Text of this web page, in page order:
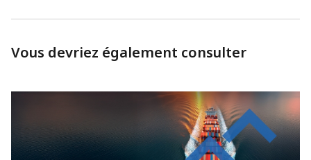
Vous devriez également consulter